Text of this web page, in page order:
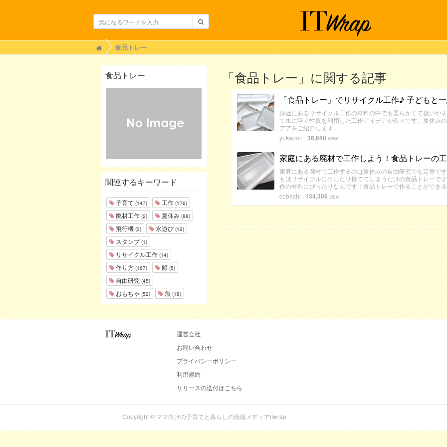
H
o
m
食品トレー
食品トレー
関連するキーワード
子育て (147) 工作 (176)
廃材工作 (2) 夏休み (88)
飛行機 (3) 水遊び (12)
スタンプ(1)
リサイクル工作 (14)
作り方 (167) 船 (5)
自由研究 (45)
おもちゃ (52) 魚 (18)
「食品トレー」に関する記事
「食品トレー」でリサイクル工作♪ 子どもと
身近にあるリサイクル工作の材料の中でも柔らかくて扱いや
て水に浮く性質を利用した工作アイデアが色々です。夏休み
デアをご紹介します。
yokapon | 36,640 view
家庭にある廃材で工作しよう！食品トレーの
家庭にある廃材で工作するのは夏休みの自由研究でも定番で
もはリサイクルに出したり捨ててしまうだけの食品トレーで
作の材料にぴったりなんです！食品トレーで作ることができ
cobachi | 134,306 view
運営会社
お問い合わせ
プライバシーポリシー
利用規約
リリースの送付はこちら
Copyright © ママ向けの子育てと暮らしの情報メディアitwrap